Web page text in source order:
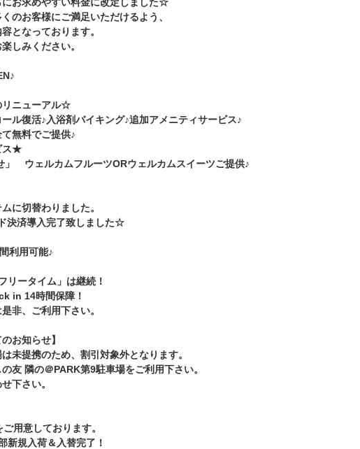
のお客様にご満足いただけるよう、
となっております。
しみください。
リニューアル☆
ル復活♪入浴剤バイキング♪追加アメニティサービス♪
無料でご提供♪
ス★
」 ウェルカムフルーツORウェルカムスイーツご提供♪
に切替わりました。
決済導入完了致しました☆
利用可能♪
リータイム」は継続！
in 14時間保障！
非、ご利用下さい。
お知らせ】
未提携のため、割引対象外となります。
友 隣の＠PARK第9駐車場をご利用下さい。
下さい。
用意しております。
新規入荷＆入替完了！